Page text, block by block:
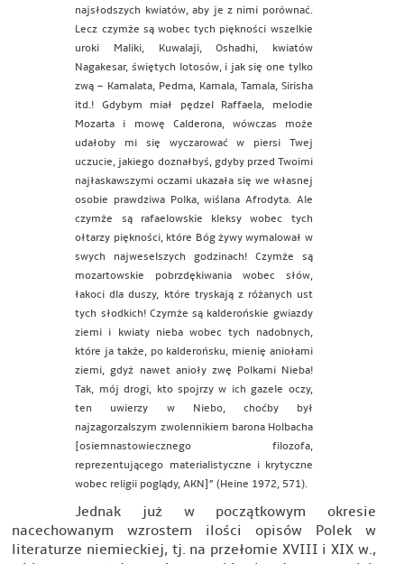
najsłodszych kwiatów, aby je z nimi porównać.
Lecz czymże są wobec tych piękności wszelkie
uroki Maliki, Kuwalaji, Oshadhi, kwiatów
Nagakesar, świętych lotosów, i jak się one tylko
zwą – Kamalata, Pedma, Kamala, Tamala, Sirisha
itd.! Gdybym miał pędzel Raffaela, melodie
Mozarta i mowę Calderona, wówczas może
udałoby mi się wyczarować w piersi Twej
uczucie, jakiego doznałbyś, gdyby przed Twoimi
najłaskawszymi oczami ukazała się we własnej
osobie prawdziwa Polka, wiślana Afrodyta. Ale
czymże są rafaelowskie kleksy wobec tych
ołtarzy piękności, które Bóg żywy wymalował w
swych najweselszych godzinach! Czymże są
mozartowskie pobrzdękiwania wobec słów,
łakoci dla duszy, które tryskają z różanych ust
tych słodkich! Czymże są kalderońskie gwiazdy
ziemi i kwiaty nieba wobec tych nadobnych,
które ja także, po kalderońsku, mienię aniołami
ziemi, gdyż nawet anioły zwę Polkami Nieba!
Tak, mój drogi, kto spojrzy w ich gazele oczy,
ten uwierzy w Niebo, choćby był
najzagorzalszym zwolennikiem barona Holbacha
[osiemnastowiecznego filozofa,
reprezentującego materialistyczne i krytyczne
wobec religii poglądy, AKN]” (Heine 1972, 571).
Jednak już w początkowym okresie
nacechowanym wzrostem ilości opisów Polek w
literaturze niemieckiej, tj. na przełomie XVIII i XIX w.,